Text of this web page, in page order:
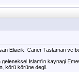
Eliacik, Caner Taslaman ve
Islam'in kaynagi
körü körüne degil.